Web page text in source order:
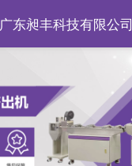
广东昶丰科技有限公司